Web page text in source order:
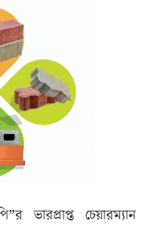
ভারপ্রাপ্ত চেয়ারম্যান